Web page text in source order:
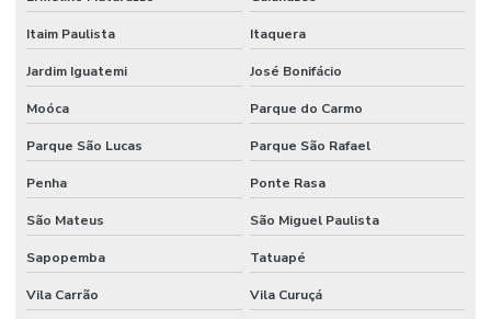
FORTALEZA
AUTOMAÇÃO
RESIDENCIAL
GOIÂNIA
AUTOMAÇÃO
RESIDENCIAL
LUZES
AUTOMAÇÃO
RESIDENCIAL
MACEIO
AUTOMAÇÃO
RESIDENCIAL
MANAUS
Itaim Paulista Itaquera
Jardim Iguatemi José Bonifácio
Moóca Parque do Carmo
Parque São Lucas Parque São Rafael
Penha Ponte Rasa
São Mateus São Miguel Paulista
Sapopemba Tatuapé
Vila Carrão Vila Curuçá